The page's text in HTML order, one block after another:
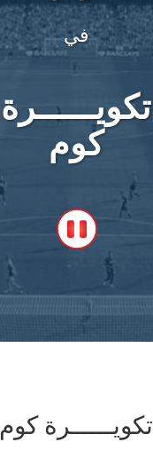
في
تكويــــــرة
كوم
تكويــــــرة كوم